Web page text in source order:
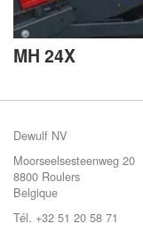
MH 24X
Dewulf NV
Moorseelsesteenweg 20
8800 Roulers
Belgique
Tél. +32 51 20 58 71